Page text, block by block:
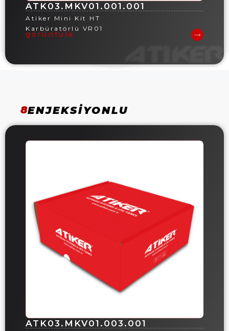
ATK03.MKV01.001.001
Atiker Mini Kit HT
Karbüratörlü VR01
görüntüle
8ENJEKSIYONLU
ATK03.MKV01.003.001